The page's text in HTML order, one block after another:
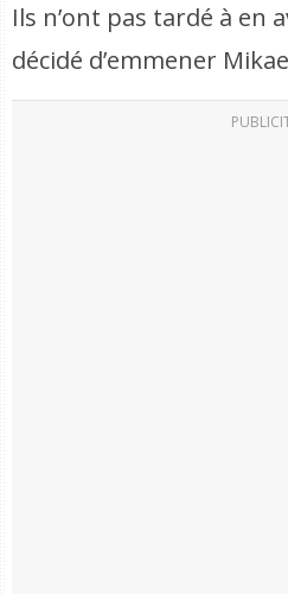
Ils n’ont pas tardé à en
décidé d’emmener